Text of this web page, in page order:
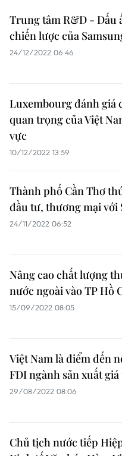
Trung tâm R&D - Dấu
chiến lược của
24/12/2022 06:46
Luxembourg đánh giá
quan trọng của Việt
vực
10/12/2022 13:59
Thành phố Cần Thơ
đầu tư, thương mại với
24/11/2022 06:52
Nâng cao chất lượng
nước ngoài vào TP Hồ
15/09/2022 08:05
Việt Nam là điểm đến
FDI ngành sản xuất
29/08/2022 08:06
Chủ tịch nước tiếp